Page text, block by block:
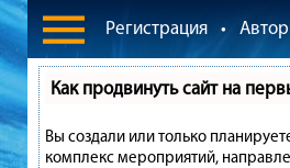
Регистрация •
Как продвинуть сайт на
Вы создали или только
комплекс мероприятий,